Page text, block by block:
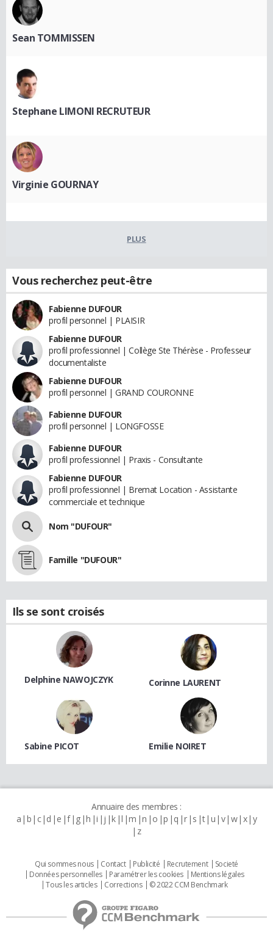
Sean TOMMISSEN
Stephane LIMONI RECRUTEUR
Virginie GOURNAY
PLUS
Vous recherchez peut-être
Fabienne DUFOUR
profil personnel | PLAISIR
Fabienne DUFOUR
profil professionnel | Collège Ste Thérèse - Professeur
documentaliste
Fabienne DUFOUR
profil personnel | GRAND COURONNE
Fabienne DUFOUR
profil personnel | LONGFOSSE
Fabienne DUFOUR
profil professionnel | Praxis - Consultante
Fabienne DUFOUR
profil professionnel | Bremat Location - Assistante
commerciale et technique
Nom "DUFOUR"
Famille "DUFOUR"
Ils se sont croisés
Delphine NAWOJCZYK Corinne LAURENT
Sabine PICOT Emilie NOIRET
Annuaire des membres :
a b c d e f g h i j k l m n o p q r s t u v w x y
z
Qui sommes nous Contact Publicité Recrutement
Societé
Données personnelles
Paramétrer les cookies
Mentions légales
Tous les articles
Corrections © 2022 CCM Benchmark